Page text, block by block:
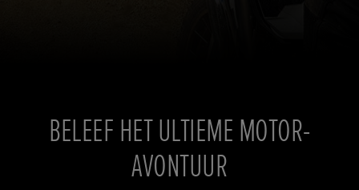
BELEEF HET ULTIEME MOTOR-
AVONTUUR